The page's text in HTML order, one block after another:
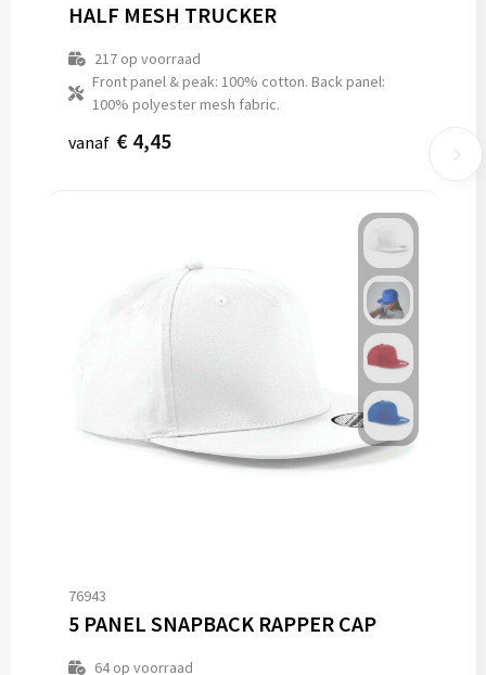
HALF MESH TRUCKER
217op voorraad
Front panel & peak: 100% cotton. Back panel:
100% polyester mesh fabric.
vanaf € 4,45
76943
5 PANEL SNAPBACK RAPPER CAP
64op voorraad